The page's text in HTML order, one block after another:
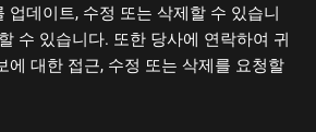
업데이트, 수정 또는 삭제할 수 있습니
수 있습니다. 또한 당사에 연락하여 귀
에 대한 접근, 수정 또는 삭제를 요청할